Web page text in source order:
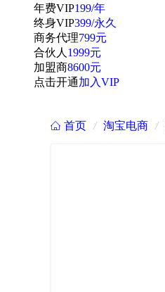
年费VIP199/年
终身VIP399/永久
商务代理799元
合伙人 1999元
加盟商8600元
点击开通加入VIP
 首页 / 淘宝电商 /